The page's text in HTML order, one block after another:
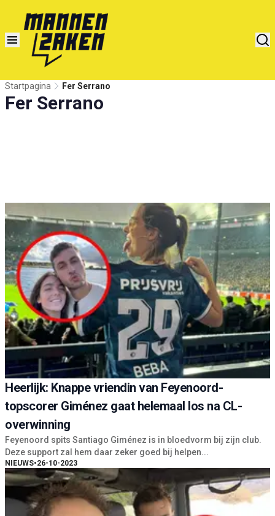
Startpagina Fer Serrano
Fer Serrano
Heerlijk: Knappe vriendin van Feyenoord-
topscorer Giménez gaat helemaal los na CL-
overwinning
Feyenoord spits Santiago Giménez is in bloedvorm bij zijn club.
Deze support zal hem daar zeker goed bij helpen...
NIEUWS•26-10-2023